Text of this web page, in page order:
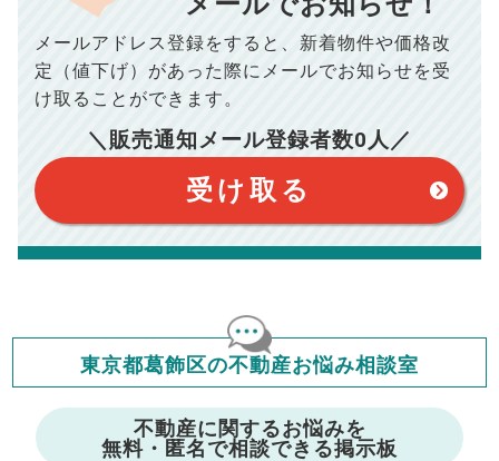
総支払額 100,050 円
このシミュレーターは元利均等返済方式で試算しています。
このシミュレーターは、四捨五入にて計算しております。
このシミュレーターはお借り入れの全期間で金利が変わらない設
このシミュレーターでの結果は、お借り入れを保証するものでは
ありません。
このシミュレーターをご利用された方の、いかなる損害について
ますが、お借り入れの際に各金融機関にご相談ください。
会員マイページでは
修繕費・管理費の計算もできます
場合がございます。詳しくは最寄りの税務署などにご確認く
※シミュレーター結果はあくまでも概算であり、手残り金額を
保証するものではございません。
※上記売却費用には、住所変更登記の費用、引っ越し費用、住
宅ローンの一括繰上返済の手数料等は含まれておりませんの
で予めご了承ください。
おります。（物件価格×3%＋6万円＋消費税）
メールアドレス登録をすると、 新着物件や価格改
定（値下げ）があった際に メールでお知らせを受
け取ることができます。
＼販売通知メール登録者数0 人／
受け取る
東京都葛飾区の不動産お悩み相談室
不動産に関するお悩みを
無料・匿名で相談できる掲示板